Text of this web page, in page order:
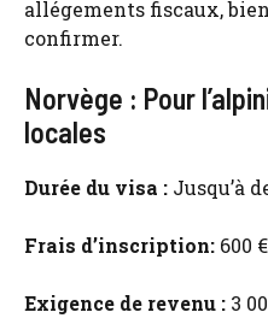
allégements fiscaux,
confirmer.
Norvège : Pour
locales
Durée du visa : Jusqu’à
Frais d’inscription: 600 €
Exigence de revenu : 3